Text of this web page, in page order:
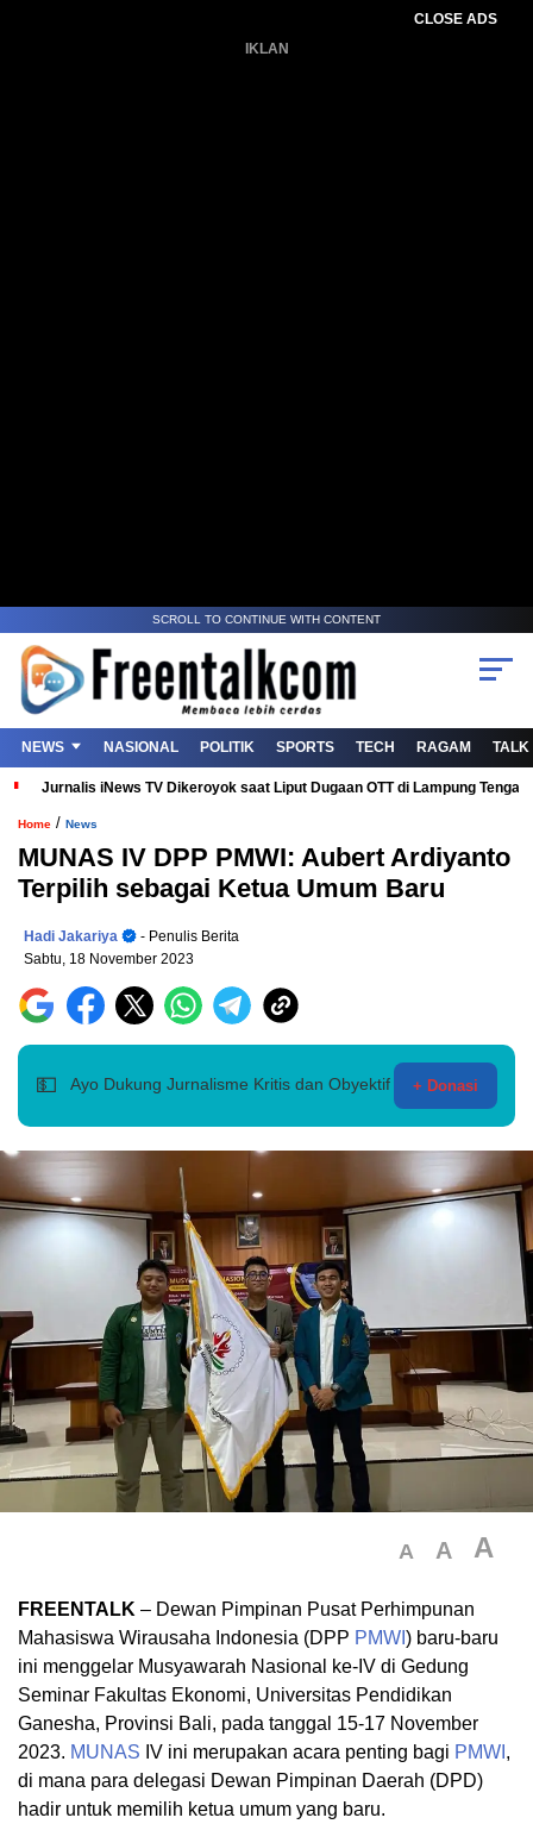
CLOSE ADS
IKLAN
SCROLL TO CONTINUE WITH CONTENT
NEWS NASIONAL POLITIK SPORTS TECH RAGAM TALK
Jurnalis iNews TV Dikeroyok saat Liput Dugaan OTT di Lampung
Home / News
MUNAS IV DPP PMWI: Aubert Ardiyanto
Terpilih sebagai Ketua Umum Baru
Hadi Jakariya
- Penulis Berita
Sabtu, 18 November 2023
💵 Ayo Dukung Jurnalisme Kritis dan Obyektif + Donasi
A A A
FREENTALK – Dewan Pimpinan Pusat Perhimpunan
Mahasiswa Wirausaha Indonesia (DPP PMWI ) baru-baru
ini menggelar Musyawarah Nasional ke-IV di Gedung
Seminar Fakultas Ekonomi, Universitas Pendidikan
Ganesha, Provinsi Bali, pada tanggal 15-17 November
2023. MUNAS IV ini merupakan acara penting bagi PMWI ,
di mana para delegasi Dewan Pimpinan Daerah (DPD)
hadir untuk memilih ketua umum yang baru.